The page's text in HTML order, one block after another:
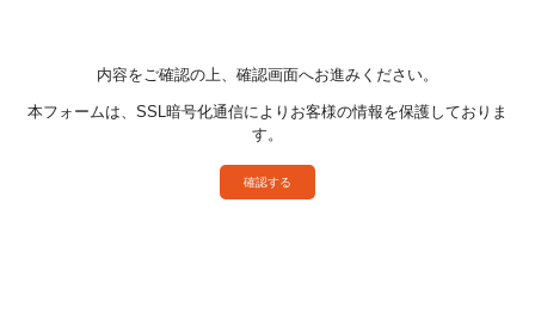
内容をご確認の上、確認画面へお進みください。
本フォームは、SSL暗号化通信によりお客様の情報を保護しておりま
す。